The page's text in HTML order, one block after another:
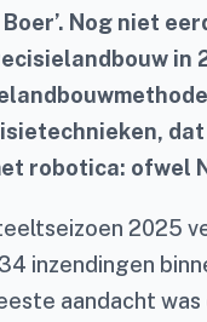
Nog niet
in
robotica: ofwel
2025
inzendingen
aandacht